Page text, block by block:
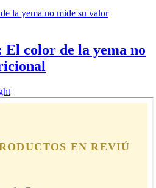
color de la yema no